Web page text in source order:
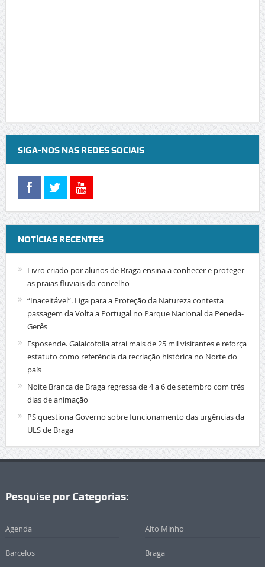
SIGA-NOS NAS REDES SOCIAIS
NOTÍCIAS RECENTES
Livro criado por alunos de Braga ensina a conhecer e proteger
as praias fluviais do concelho
“Inaceitável”. Liga para a Proteção da Natureza contesta
passagem da Volta a Portugal no Parque Nacional da Peneda-
Gerês
Esposende. Galaicofolia atrai mais de 25 mil visitantes e reforça
estatuto como referência da recriação histórica no Norte do
país
Noite Branca de Braga regressa de 4 a 6 de setembro com três
dias de animação
PS questiona Governo sobre funcionamento das urgências da
ULS de Braga
Pesquise por Categorias:
Agenda Alto Minho
Barcelos Braga